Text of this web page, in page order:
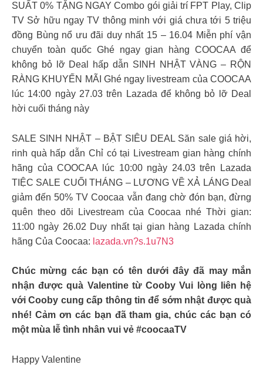
SUẤT 0% TẶNG NGAY Combo gói giải trí FPT Play, Clip
TV Sở hữu ngay TV thông minh với giá chưa tới 5 triệu
đồng Bùng nổ ưu đãi duy nhất 15 – 16.04 Miễn phí vận
chuyển toàn quốc Ghé ngay gian hàng COOCAA để
không bỏ lỡ Deal hấp dẫn SINH NHẬT VÀNG – RỘN
RÀNG KHUYẾN MÃI Ghé ngay livestream của COOCAA
lúc 14:00 ngày 27.03 trên Lazada để không bỏ lỡ Deal
hời cuối tháng này
SALE SINH NHẬT – BẬT SIÊU DEAL Săn sale giá hời,
rinh quà hấp dẫn Chỉ có tại Livestream gian hàng chính
hãng của COOCAA lúc 10:00 ngày 24.03 trên Lazada
TIỆC SALE CUỐI THÁNG – LƯƠNG VỀ XẢ LÁNG Deal
giảm đến 50% TV Coocaa vẫn đang chờ đón bạn, đừng
quên theo dõi Livestream của Coocaa nhé Thời gian:
11:00 ngày 26.02 Duy nhất tại gian hàng Lazada chính
hãng Của Coocaa: lazada.vn?s.1u7N3
Chúc mừng các bạn có tên dưới đây đã may mắn
nhận được quà Valentine từ Cooby Vui lòng liên hệ
với Cooby cung cấp thông tin để sớm nhật được quà
nhé! Cảm ơn các bạn đã tham gia, chúc các bạn có
một mùa lễ tình nhân vui vẻ #coocaaTV
Happy Valentine